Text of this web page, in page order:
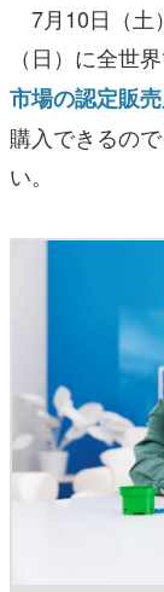
7月10日（土
（日）に全世
市場の認定販
購入できるの
い。